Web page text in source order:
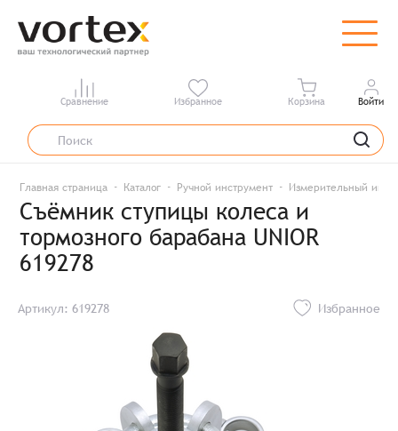
Сравнение Избранное Корзина Войти
Главная страница Каталог Ручной инструмент Измерительный
Съёмник ступицы колеса и
тормозного барабана UNIOR
619278
Артикул: 619278 Избранное